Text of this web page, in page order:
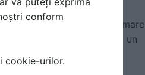
va suporta o sarcina mare
sunt necesare, se aplica un
conform
cookie-urilor.